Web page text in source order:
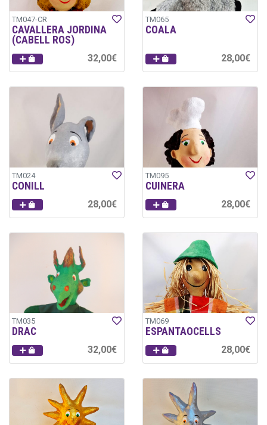
TM047-CR
CAVALLERA JORDINA
(CABELL ROS)
32,00€
TM065
COALA
28,00€
TM024
CONILL
28,00€
TM095
CUINERA
28,00€
TM035
DRAC
32,00€
TM069
ESPANTAOCELLS
28,00€